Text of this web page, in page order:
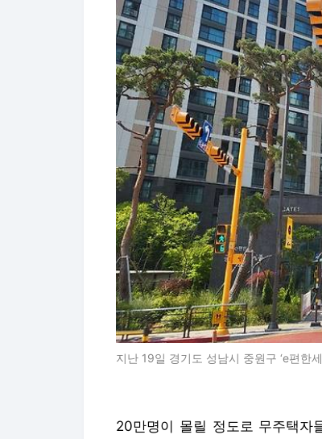
지난 19일 경기도 성남시 중원구 ‘e편한
20만명이 몰릴 정도로 무주택자